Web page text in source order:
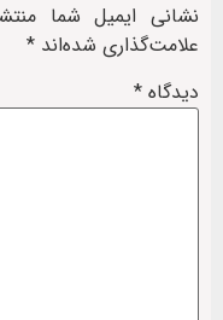
نشانی ایمیل شما
علامت‌گذاری شده‌اند *
دیدگاه *